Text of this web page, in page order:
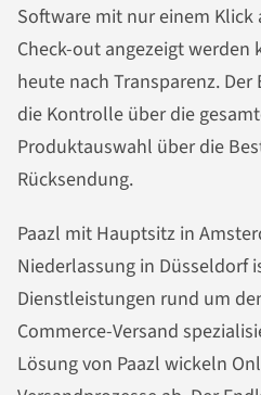
Software mit nur einem
Check-out angezeigt werden
heute nach Transparenz.
die Kontrolle über die
Produktauswahl über die
Rücksendung.
Paazl mit Hauptsitz in
Niederlassung in Düsseldorf
Dienstleistungen rund um
Commerce-Versand
Lösung von Paazl wickeln